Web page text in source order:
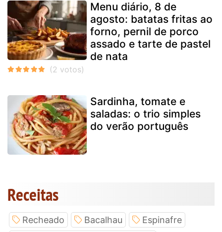
Menu diário, 8 de
agosto: batatas fritas ao
forno, pernil de porco
assado e tarte de pastel
de nata
Sardinha, tomate e
saladas: o trio simples
do verão português
Receitas
Recheado Bacalhau
Espinafre